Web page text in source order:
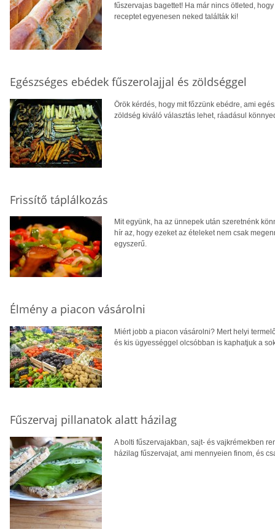
fűszervajas bagettet! Ha már nincs ötleted,
receptet egyenesen neked találták ki!
Egészséges ebédek fűszerolajjal és zöldséggel
Örök kérdés, hogy mit főzzünk ebédre, ami
zöldség kiváló választás lehet, ráadásul
Frissítő táplálkozás
Mit együnk, ha az ünnepek után szeretnénk
hír az, hogy ezeket az ételeket nem csak
egyszerű.
Élmény a piacon vásárolni
Miért jobb a piacon vásárolni? Mert helyi
és kis ügyességgel olcsóbban is kaphatjuk a
Fűszervaj pillanatok alatt házilag
A bolti fűszervajakban, sajt- és vajkrémekben
házilag fűszervajat, ami mennyeien finom, és